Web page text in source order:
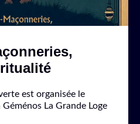
est organisée le
La Grande Loge